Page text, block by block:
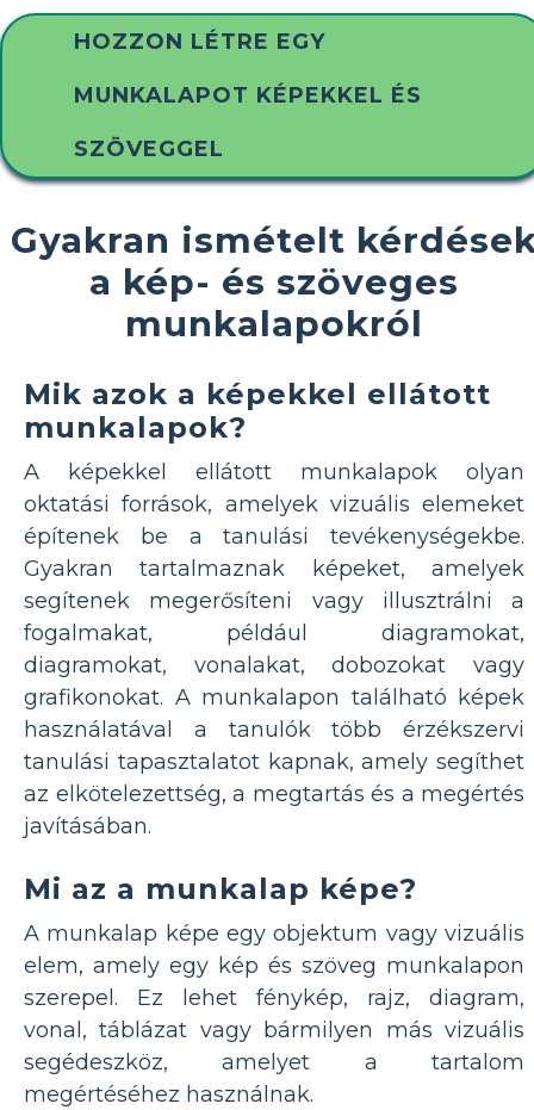
HOZZON LÉTRE EGY
MUNKALAPOT KÉPEKKEL ÉS
SZÖVEGGEL
Gyakran ismételt
a kép- és szöveges
munkalapokról
Mik azok a képekkel ellátott
munkalapok?
A képekkel ellátott munkalapok olyan
oktatási források, amelyek vizuális elemeket
építenek be a tanulási tevékenységekbe.
Gyakran tartalmaznak képeket, amelyek
segítenek megerősíteni vagy illusztrálni a
fogalmakat, például diagramokat,
diagramokat, vonalakat, dobozokat vagy
grafikonokat. A munkalapon található képek
használatával a tanulók több érzékszervi
tanulási tapasztalatot kapnak, amely segíthet
az elkötelezettség, a megtartás és a megértés
javításában.
Mi az a munkalap képe?
A munkalap képe egy objektum vagy vizuális
elem, amely egy kép és szöveg munkalapon
szerepel. Ez lehet fénykép, rajz, diagram,
vonal, táblázat vagy bármilyen más vizuális
segédeszköz, amelyet a tartalom
megértéséhez használnak.